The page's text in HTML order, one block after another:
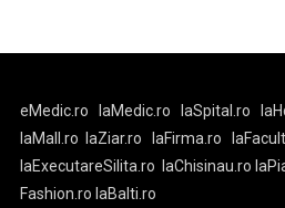
eMedic.ro laMedic.ro laSpital.ro
laMall.ro
laZiar.ro laFirma.ro
laExecutareSilita.ro
laChisinau.ro
Fashion.ro laBalti.ro